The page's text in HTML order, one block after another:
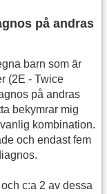
på andras
barn som är
(2E - Twice
på andras
bekymrar mig
kombination.
och endast fem
c:a 2 av dessa